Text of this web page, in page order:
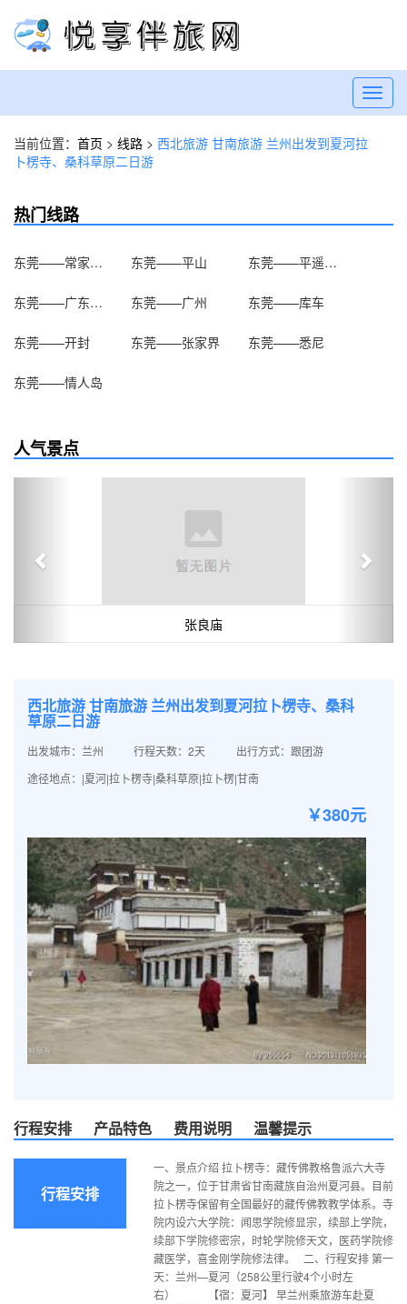
当前位置： 首页 > 线路 > 西北旅游 甘南旅游 兰州出发到夏河拉
卜楞寺、桑科草原二日游
热门线路
东莞——常家庄园 东莞——平山 东莞——平遥古城
东莞——广东第一峰 东莞——广州 东莞——库车
东莞——开封 东莞——张家界 东莞——悉尼
东莞——情人岛
人气景点
张良庙
西北旅游 甘南旅游 兰州出发到夏河拉卜楞寺、桑科
草原二日游
出发城市：兰州 行程天数：2天
出行方式：跟团游
途径地点：|夏河|拉卜楞寺|桑科草原|拉卜楞|甘南
￥380元
行程安排 产品特色 费用说明 温馨提示
行程安排
一、景点介绍 拉卜楞寺：藏传佛教格鲁派六大寺
院之一，位于甘肃省甘南藏族自治州夏河县。目前
拉卜楞寺保留有全国最好的藏传佛教教学体系。寺
院内设六大学院：闻思学院修显宗，续部上学院，
续部下学院修密宗，时轮学院修天文，医药学院修
藏医学，喜金刚学院修法律。 二、行程安排 第一
天：兰州—夏河（258公里行驶4个小时左
右） 【宿：夏河】 早兰州乘旅游车赴夏